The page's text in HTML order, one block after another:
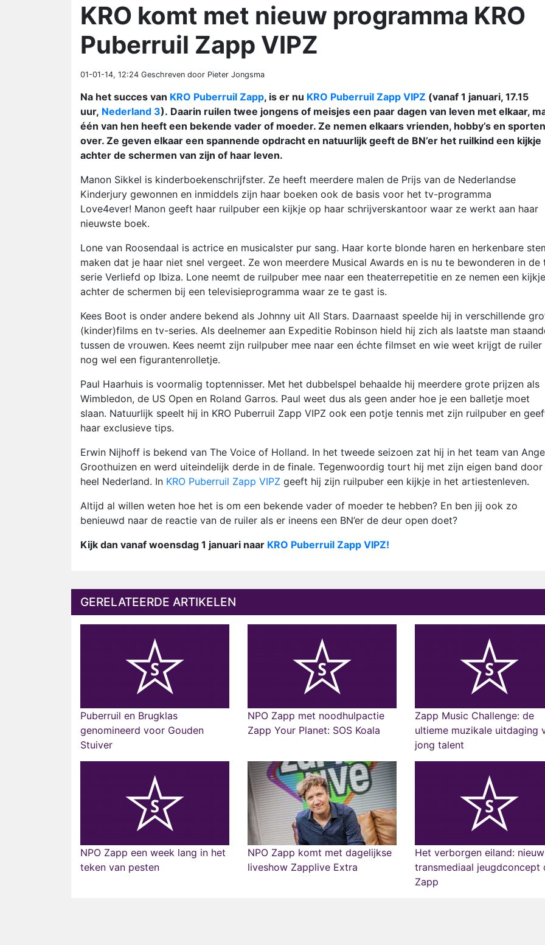
KRO komt met nieuw programma KRO
Puberruil Zapp VIPZ
01-01-14, 12:24 Geschreven door Pieter Jongsma
Na het succes van KRO Puberruil Zapp, is er nu KRO Puberruil Zapp VIPZ (vanaf 1 januari, 17.15
uur, Nederland 3). Daarin ruilen twee jongens of meisjes een paar dagen van leven met elkaar,
één van hen heeft een bekende vader of moeder. Ze nemen elkaars vrienden, hobby’s en sporten
over. Ze geven elkaar een spannende opdracht en natuurlijk geeft de BN’er het ruilkind een kijkje
achter de schermen van zijn of haar leven.
Manon Sikkel is kinderboekenschrijfster. Ze heeft meerdere malen de Prijs van de Nederlandse
Kinderjury gewonnen en inmiddels zijn haar boeken ook de basis voor het tv-programma
Love4ever! Manon geeft haar ruilpuber een kijkje op haar schrijverskantoor waar ze werkt aan haar
nieuwste boek.
Lone van Roosendaal is actrice en musicalster pur sang. Haar korte blonde haren en herkenbare
maken dat je haar niet snel vergeet. Ze won meerdere Musical Awards en is nu te bewonderen in de
serie Verliefd op Ibiza. Lone neemt de ruilpuber mee naar een theaterrepetitie en ze nemen een kijkje
achter de schermen bij een televisieprogramma waar ze te gast is.
Kees Boot is onder andere bekend als Johnny uit All Stars. Daarnaast speelde hij in verschillende
(kinder)films en tv-series. Als deelnemer aan Expeditie Robinson hield hij zich als laatste man
tussen de vrouwen. Kees neemt zijn ruilpuber mee naar een échte filmset en wie weet krijgt de
nog wel een figurantenrolletje.
Paul Haarhuis is voormalig toptennisser. Met het dubbelspel behaalde hij meerdere grote prijzen als
Wimbledon, de US Open en Roland Garros. Paul weet dus als geen ander hoe je een balletje moet
slaan. Natuurlijk speelt hij in KRO Puberruil Zapp VIPZ ook een potje tennis met zijn ruilpuber en
haar exclusieve tips.
Erwin Nijhoff is bekend van The Voice of Holland. In het tweede seizoen zat hij in het team van
Groothuizen en werd uiteindelijk derde in de finale. Tegenwoordig tourt hij met zijn eigen band door
heel Nederland. In KRO Puberruil Zapp VIPZ geeft hij zijn ruilpuber een kijkje in het artiestenleven.
Altijd al willen weten hoe het is om een bekende vader of moeder te hebben? En ben jij ook zo
benieuwd naar de reactie van de ruiler als er ineens een BN’er de deur open doet?
Kijk dan vanaf woensdag 1 januari naar KRO Puberruil Zapp VIPZ!
GERELATEERDE ARTIKELEN
Puberruil en Brugklas
genomineerd voor Gouden
Stuiver
NPO Zapp met noodhulpactie
Zapp Your Planet: SOS Koala
Zapp Music Challenge: de
ultieme muzikale uitdaging
jong talent
NPO Zapp een week lang in het
teken van pesten
NPO Zapp komt met dagelijkse
liveshow Zapplive Extra
Het verborgen eiland: nieuw
transmediaal jeugdconcept
Zapp